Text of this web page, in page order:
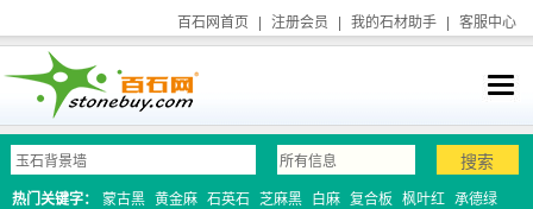
百石网首页 注册会员 我的石材助手 客服中心
热门关键字： 蒙古黑 黄金麻 石英石 芝麻黑 白麻 复合板 枫叶红 承德绿